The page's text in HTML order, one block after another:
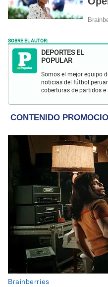
SOBRE EL AUTOR:
DEPORTES EL
POPULAR
Somos el mejor equipo
noticias del fútbol
coberturas de partidos e
eventos deportivos.